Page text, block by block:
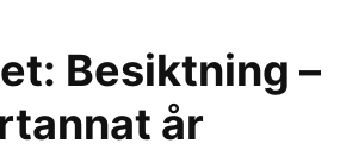
Besiktning –
år